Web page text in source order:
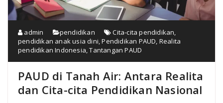
admin pendidikan Cita-cita pendidikan
pendidikan anak usia dini ,Pendidikan PAUD Realita
pendidikan Indonesia ,Tantangan PAUD
PAUD di Tanah Air: Antara Realita
dan Cita-cita Pendidikan Nasional